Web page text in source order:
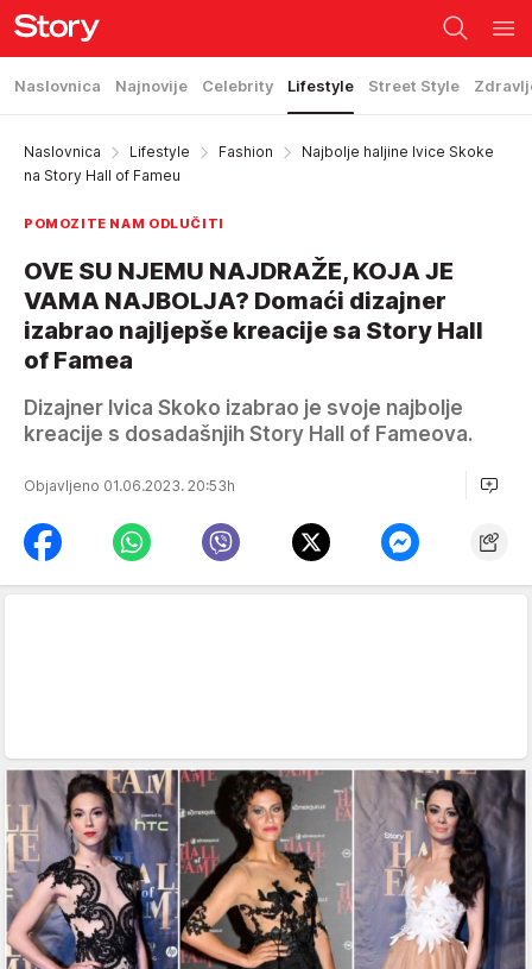
Naslovnica Najnovije Celebrity Lifestyle Street Style
Naslovnica Lifestyle Fashion
Najbolje haljine Ivice Skoke
na Story Hall of Fameu
POMOZITE NAM ODLUČITI
OVE SU NJEMU NAJDRAŽE, KOJA JE
VAMA NAJBOLJA? Domaći dizajner
izabrao najljepše kreacije sa Story Hall
of Famea
Dizajner Ivica Skoko izabrao je svoje najbolje
kreacije s dosadašnjih Story Hall of Fameova.
Objavljeno 01.06.2023. 20:53h